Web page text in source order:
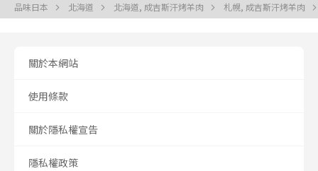
品味日本 北海道 北海道, 成吉斯汗烤羊肉 札幌, 成吉斯汗烤羊肉
關於本網站
使用條款
關於隱私權宣告
隱私權政策